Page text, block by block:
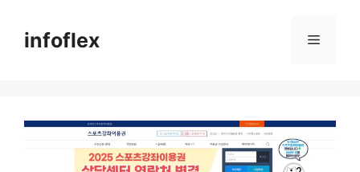
infoflex 메